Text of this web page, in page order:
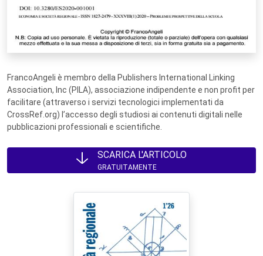
FrancoAngeli è membro della Publishers International Linking
Association, Inc (PILA), associazione indipendente e non profit per
facilitare (attraverso i servizi tecnologici implementati da
CrossRef.org) l’accesso degli studiosi ai contenuti digitali nelle
pubblicazioni professionali e scientifiche.
SCARICA L'ARTICOLO
GRATUITAMENTE